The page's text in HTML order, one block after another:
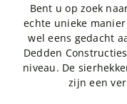
Bent u op zoek
echte unieke
wel eens gedacht
Dedden
niveau. De
zijn een